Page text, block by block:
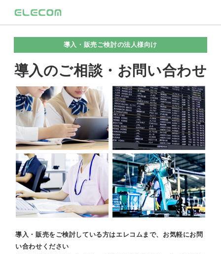
導入・販売ご検討の法人様向け
導入のご相談・お問い合わせ
導入・販売をご検討している方はエレコムまで、お気軽にお問
い合わせください